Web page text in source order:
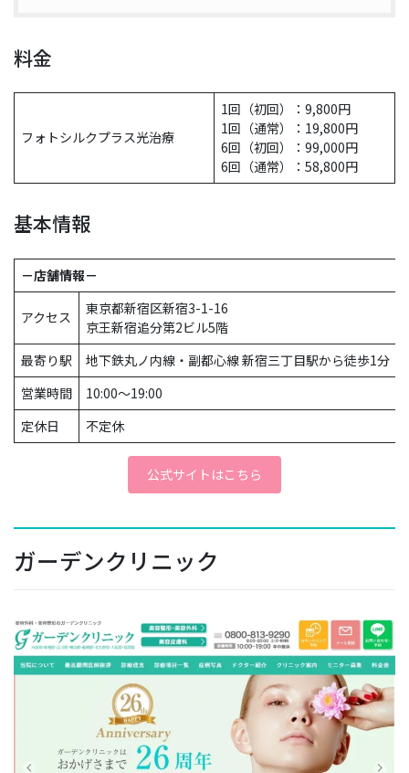
料金
フォトシルクプラス光治療
1回（初回）：9,800円
1回（通常）：19,800円
6回（初回）：99,000円
6回（通常）：58,800円
基本情報
－店舗情報－
アクセス
東京都新宿区新宿3-1-16
京王新宿追分第2ビル5階
最寄り駅
地下鉄丸ノ内線・副都心線 新宿三丁目駅から徒歩1分
営業時間
10:00〜19:00
定休日
不定休
公式サイトはこちら
ガーデンクリニック